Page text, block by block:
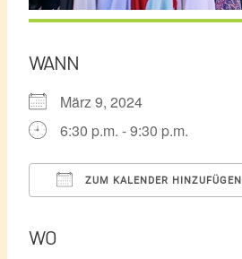
WANN
März 9, 2024
6:30 p.m. - 9:30 p.m.
ZUM KALENDER HINZUFÜGEN
WO